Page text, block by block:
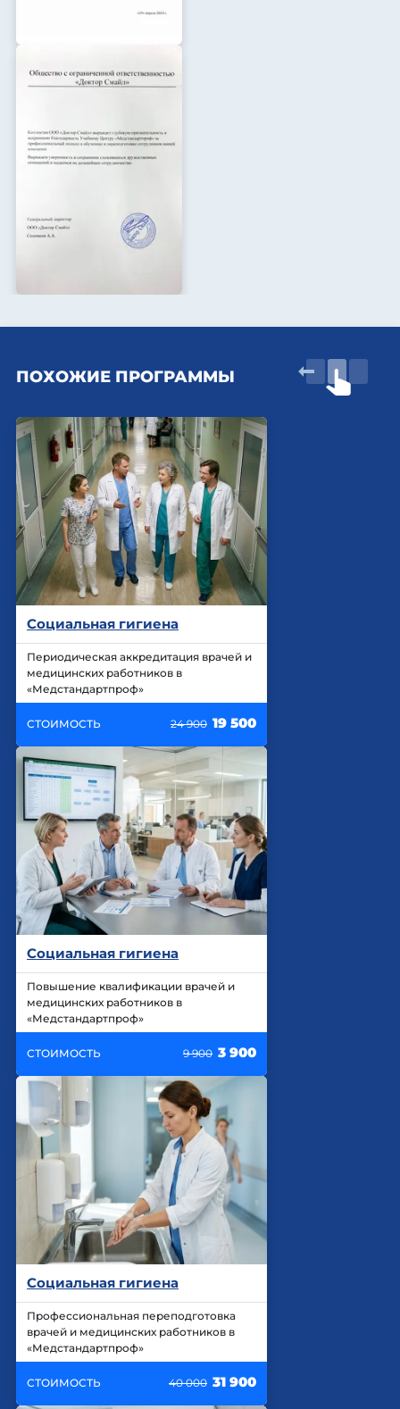
ПОХОЖИЕ ПРОГРАММЫ
Социальная гигиена
Периодическая аккредитация врачей и
медицинских работников в
«Медстандартпроф»
СТОИМОСТЬ 24 900 19 500
Социальная гигиена
Повышение квалификации врачей и
медицинских работников в
«Медстандартпроф»
СТОИМОСТЬ 9 900 3 900
Социальная гигиена
Профессиональная переподготовка
врачей и медицинских работников в
«Медстандартпроф»
СТОИМОСТЬ 40 000 31 900